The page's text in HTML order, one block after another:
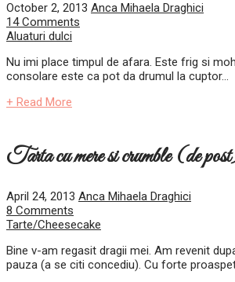
October 2, 2013 Anca Mihaela Draghici
14 Comments
Aluaturi dulci
Nu imi place timpul de afara. Este frig si
consolare este ca pot da drumul la cuptor...
+ Read More
Tarta cu mere si crumble (de
April 24, 2013 Anca Mihaela Draghici
8 Comments
Tarte/Cheesecake
Bine v-am regasit dragii mei. Am revenit
pauza (a se citi concediu). Cu forte